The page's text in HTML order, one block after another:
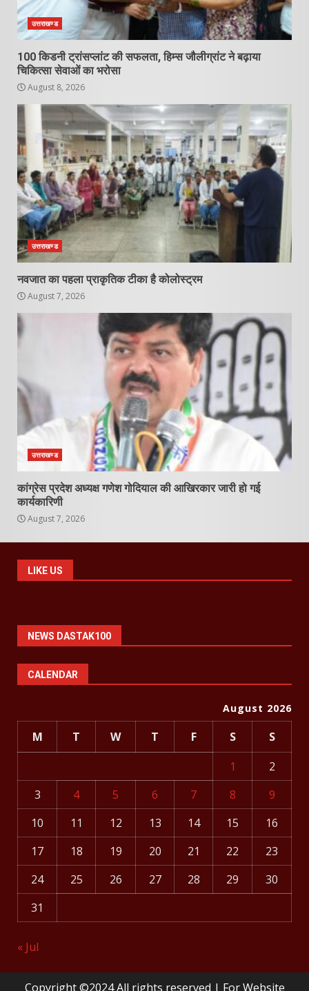
उत्तराखण्ड
100 किडनी ट्रांसप्लांट की सफलता, हिम्स जौलीग्रांट ने बढ़ाया
चिकित्सा सेवाओं का भरोसा
August 8, 2026
उत्तराखण्ड
नवजात का पहला प्राकृतिक टीका है कोलोस्ट्रम
August 7, 2026
उत्तराखण्ड
कांग्रेस प्रदेश अध्यक्ष गणेश गोदियाल की आखिरकार जारी हो गई
कार्यकारिणी
August 7, 2026
LIKE US
NEWS DASTAK100
CALENDAR
August 2026
M T W T F S
S
1
2
3
4 5 6 7 8
9
10
11 12 13 14 15
16
17
18 19 20 21 22
23
24
25 26 27 28 29
30
31
« Jul
Copyright ©2024 All rights reserved | For Website